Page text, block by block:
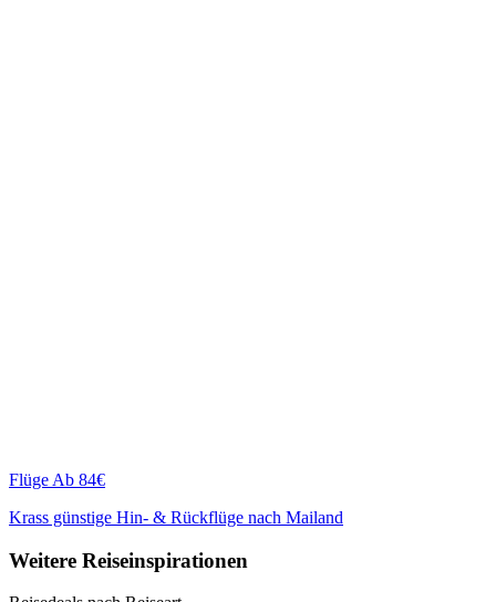
Flüge Ab 84€
Krass günstige Hin- & Rückflüge nach Mailand
Weitere Reiseinspirationen